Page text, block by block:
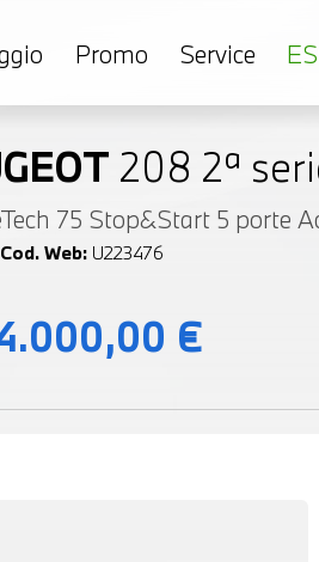
Promo Service
208 2ª
75 Stop&Start 5 porte
Cod. Web: U223476
€